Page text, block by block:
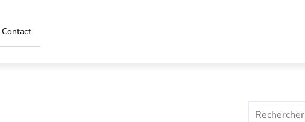
Contact
Rechercher